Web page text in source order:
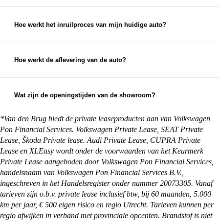
streven altijd naar 100% klanttevredenheid en
vinden.
Hoe werkt het inruilproces van mijn huidige auto?
eerlijke inruilwaarde te bepalen. Hiervoor kun je
gewoon langskomen met de auto die je in wilt
ruilen.
Hoe werkt de aflevering van de auto?
op te halen bij een van onze vestigingen, maar we
bij je thuis. Alles waar je rekening mee moet
houden en wat je zelf nog moet regelen, kun je
vinden op onzepagina met afleverinformatie.
Wat zijn de openingstijden van de showroom?
zaterdag. De exacte openingstijden van de
vestiging je wilt bezoeken vind je op:
https://vandenbrug.nl/vestigingen
*Van den Brug biedt de private leaseproducten aan van Volkswagen
Pon Financial Services. Volkswagen Private Lease, SEAT Private
Lease, Škoda Private lease. Audi Private Lease, CUPRA Private
Lease en XLEasy wordt onder de voorwaarden van het Keurmerk
Private Lease aangeboden door Volkswagen Pon Financial Services,
handelsnaam van Volkswagen Pon Financial Services B.V.,
ingeschreven in het Handelsregister onder nummer 20073305. Vanaf
tarieven zijn o.b.v. private lease inclusief btw, bij 60 maanden, 5.000
km per jaar, € 500 eigen risico en regio Utrecht. Tarieven kunnen per
regio afwijken in verband met provinciale opcenten. Brandstof is niet